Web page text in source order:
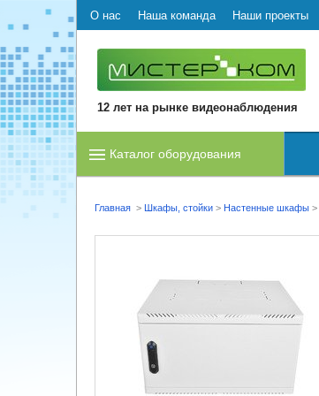
О нас Наша команда Наши проекты
12 лет на рынке видеонаблюдения
Каталог оборудования
Главная > Шкафы, стойки > Настенные шкафы >